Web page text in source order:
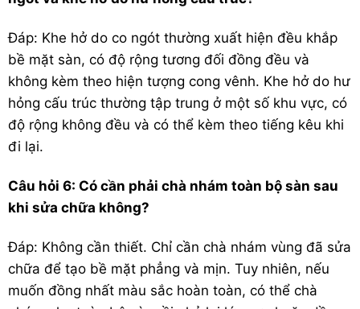
Đáp: Khe hở do co ngót thường xuất hiện đều khắp
bề mặt sàn, có độ rộng tương đối đồng đều và
không kèm theo hiện tượng cong vênh. Khe hở do hư
hỏng cấu trúc thường tập trung ở một số khu vực, có
độ rộng không đều và có thể kèm theo tiếng kêu khi
đi lại.
Câu hỏi 6: Có cần phải chà nhám toàn bộ sàn sau
khi sửa chữa không?
Đáp: Không cần thiết. Chỉ cần chà nhám vùng đã sửa
chữa để tạo bề mặt phẳng và mịn. Tuy nhiên, nếu
muốn đồng nhất màu sắc hoàn toàn, có thể chà